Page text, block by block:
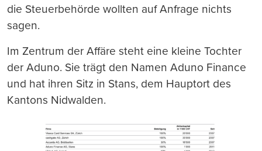
die Steuerbehörde wollten auf Anfrage nichts
sagen.
Im Zentrum der Affäre steht eine kleine Tochter
der Aduno. Sie trägt den Namen Aduno Finance
und hat ihren Sitz in Stans, dem Hauptort des
Kantons Nidwalden.